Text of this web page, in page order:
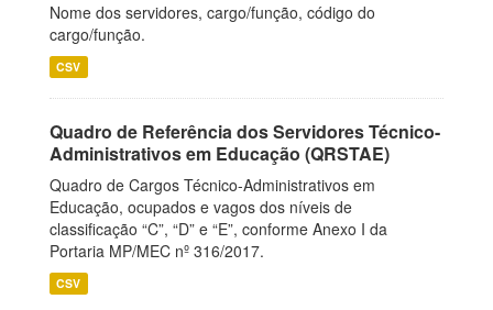
Nome dos servidores, cargo/função, código do
cargo/função.
CSV
Quadro de Referência dos Servidores Técnico-
Administrativos em Educação (QRSTAE)
Quadro de Cargos Técnico-Administrativos em
Educação, ocupados e vagos dos níveis de
classificação “C”, “D” e “E”, conforme Anexo I da
Portaria MP/MEC nº 316/2017.
CSV